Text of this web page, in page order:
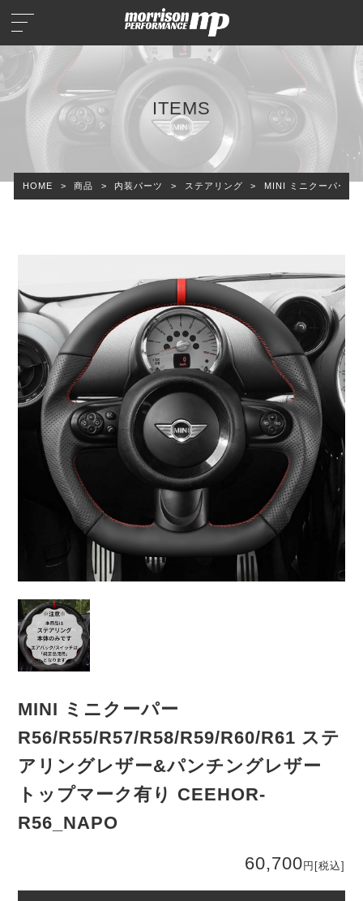
ITEMS
HOME > 商品 > 内装パーツ > ステアリング > MINI ミニクーパー
MINI ミニクーパー
R56/R55/R57/R58/R59/R60/R61 ステ
アリングレザー&パンチングレザー
トップマーク有り CEEHOR-
R56_NAPO
60,700 円 [税込]